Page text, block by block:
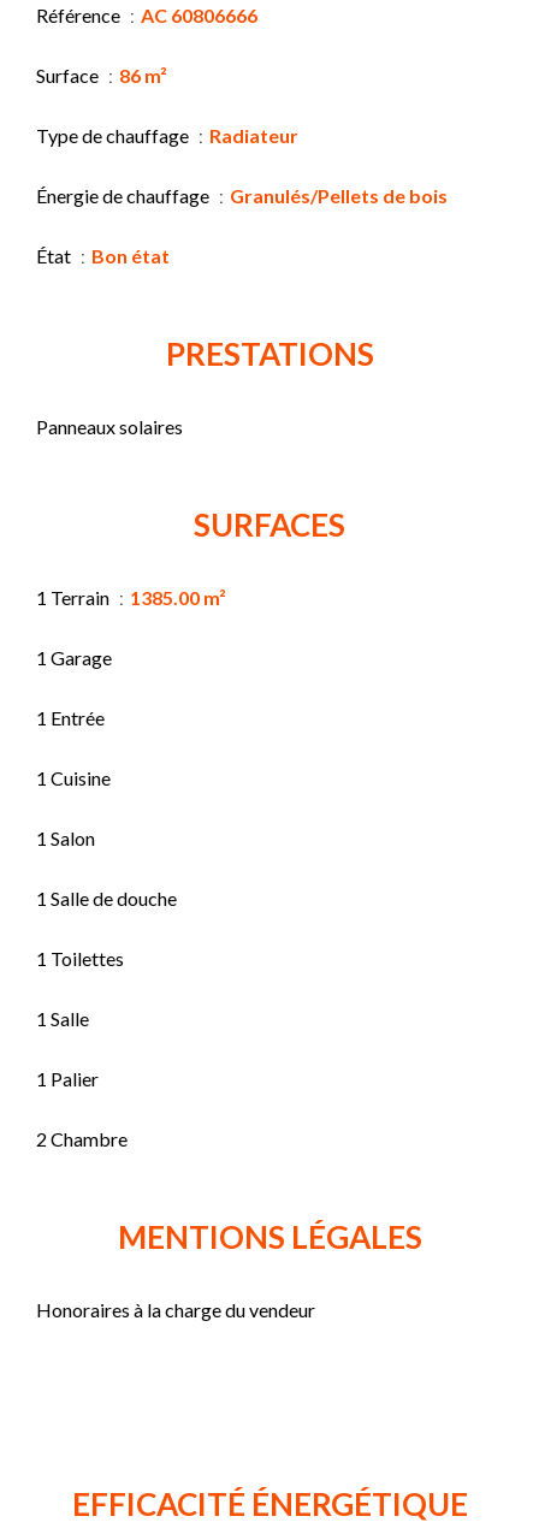
Référence AC 60806666
Surface 86 m²
Type de chauffage Radiateur
Énergie de chauffage Granulés/Pellets de bois
État Bon état
PRESTATIONS
Panneaux solaires
SURFACES
1 Terrain 1385.00 m²
1 Garage
1 Entrée
1 Cuisine
1 Salon
1 Salle de douche
1 Toilettes
1 Salle
1 Palier
2 Chambre
MENTIONS LÉGALES
Honoraires à la charge du vendeur
EFFICACITÉ ÉNERGÉTIQUE